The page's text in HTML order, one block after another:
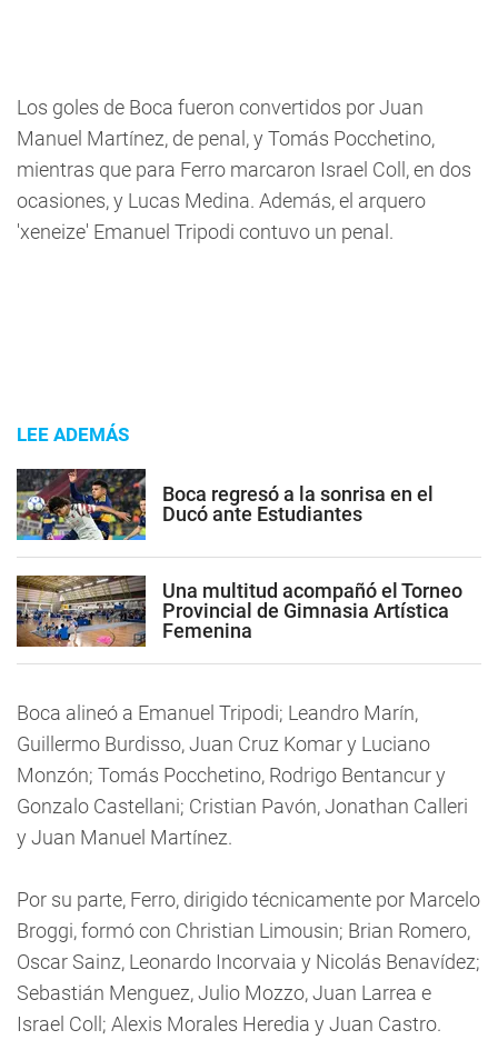
Los goles de Boca fueron convertidos por Juan
Manuel Martínez, de penal, y Tomás Pocchetino,
mientras que para Ferro marcaron Israel Coll, en dos
ocasiones, y Lucas Medina. Además, el arquero
'xeneize' Emanuel Tripodi contuvo un penal.
LEE ADEMÁS
Boca regresó a la sonrisa en el
Ducó ante Estudiantes
Una multitud acompañó el Torneo
Provincial de Gimnasia Artística
Femenina
Boca alineó a Emanuel Tripodi; Leandro Marín,
Guillermo Burdisso, Juan Cruz Komar y Luciano
Monzón; Tomás Pocchetino, Rodrigo Bentancur y
Gonzalo Castellani; Cristian Pavón, Jonathan Calleri
y Juan Manuel Martínez.
Por su parte, Ferro, dirigido técnicamente por Marcelo
Broggi, formó con Christian Limousin; Brian Romero,
Oscar Sainz, Leonardo Incorvaia y Nicolás Benavídez;
Sebastián Menguez, Julio Mozzo, Juan Larrea e
Israel Coll; Alexis Morales Heredia y Juan Castro.